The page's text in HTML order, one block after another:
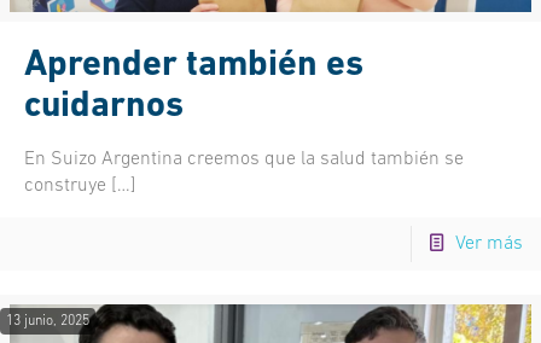
Aprender también es
cuidarnos
En Suizo Argentina creemos que la salud también se
construye […]
Ver más
13 junio, 2025